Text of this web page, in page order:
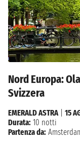
Nord Europa:
Svizzera
EMERALD ASTRA| 15
Durata: 10 notti
Partenza da: